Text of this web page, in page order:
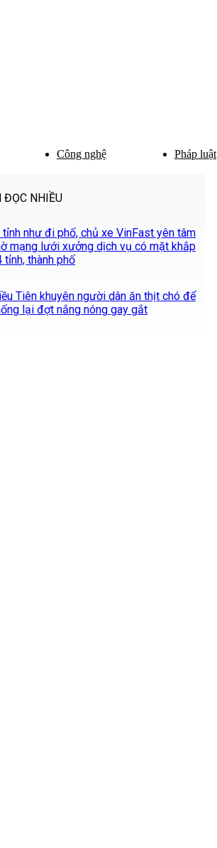
Công nghệ Pháp luật
ĐỌC NHIỀU
như đi phố, chủ xe VinFast yên tâm
mạng lưới xưởng dịch vụ có mặt khắp
tỉnh, thành phố
Tiên khuyên người dân ăn thịt chó để
lại đợt nắng nóng gay gắt